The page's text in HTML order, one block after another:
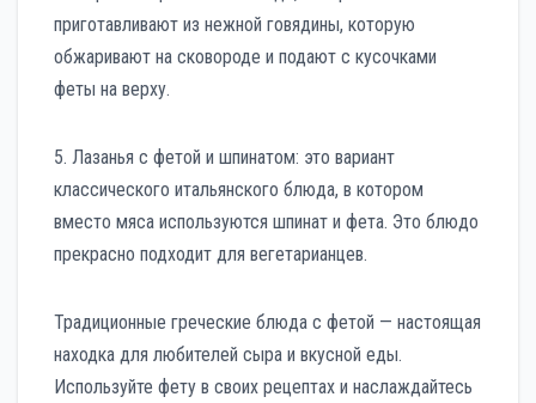
приготавливают из нежной говядины, которую
обжаривают на сковороде и подают с кусочками
феты на верху.
5. Лазанья с фетой и шпинатом: это вариант
классического итальянского блюда, в котором
вместо мяса используются шпинат и фета. Это блюдо
прекрасно подходит для вегетарианцев.
Традиционные греческие блюда с фетой — настоящая
находка для любителей сыра и вкусной еды.
Используйте фету в своих рецептах и наслаждайтесь